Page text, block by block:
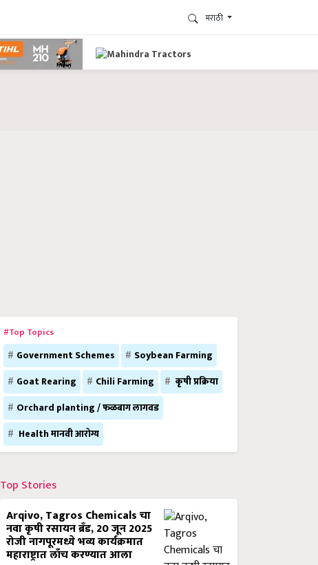
मराठी
#Top Topics
Government Schemes
Soybean Farming
Goat Rearing
Chili Farming
कृषी प्रक्रिया
Orchard planting / फळबाग लागवड
Health मानवी आरोग्य
Top Stories
Arqivo, Tagros Chemicals चा
नवा कृषी रसायन ब्रँड, 20 जून 2025
रोजी नागपूरमध्ये भव्य कार्यक्रमात
महाराष्ट्रात लाँच करण्यात आला